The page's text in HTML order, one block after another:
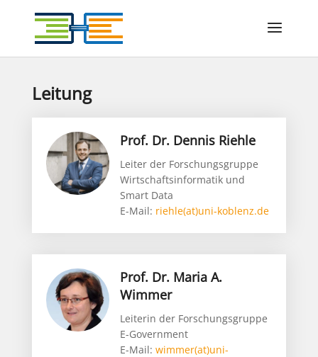
Leitung
Prof. Dr. Dennis Riehle
Leiter der Forschungsgruppe
Wirtschaftsinformatik und
Smart Data
E-Mail: riehle(at)uni-koblenz.de
Prof. Dr. Maria A.
Wimmer
Leiterin der Forschungsgruppe
E-Government
E-Mail: wimmer(at)uni-